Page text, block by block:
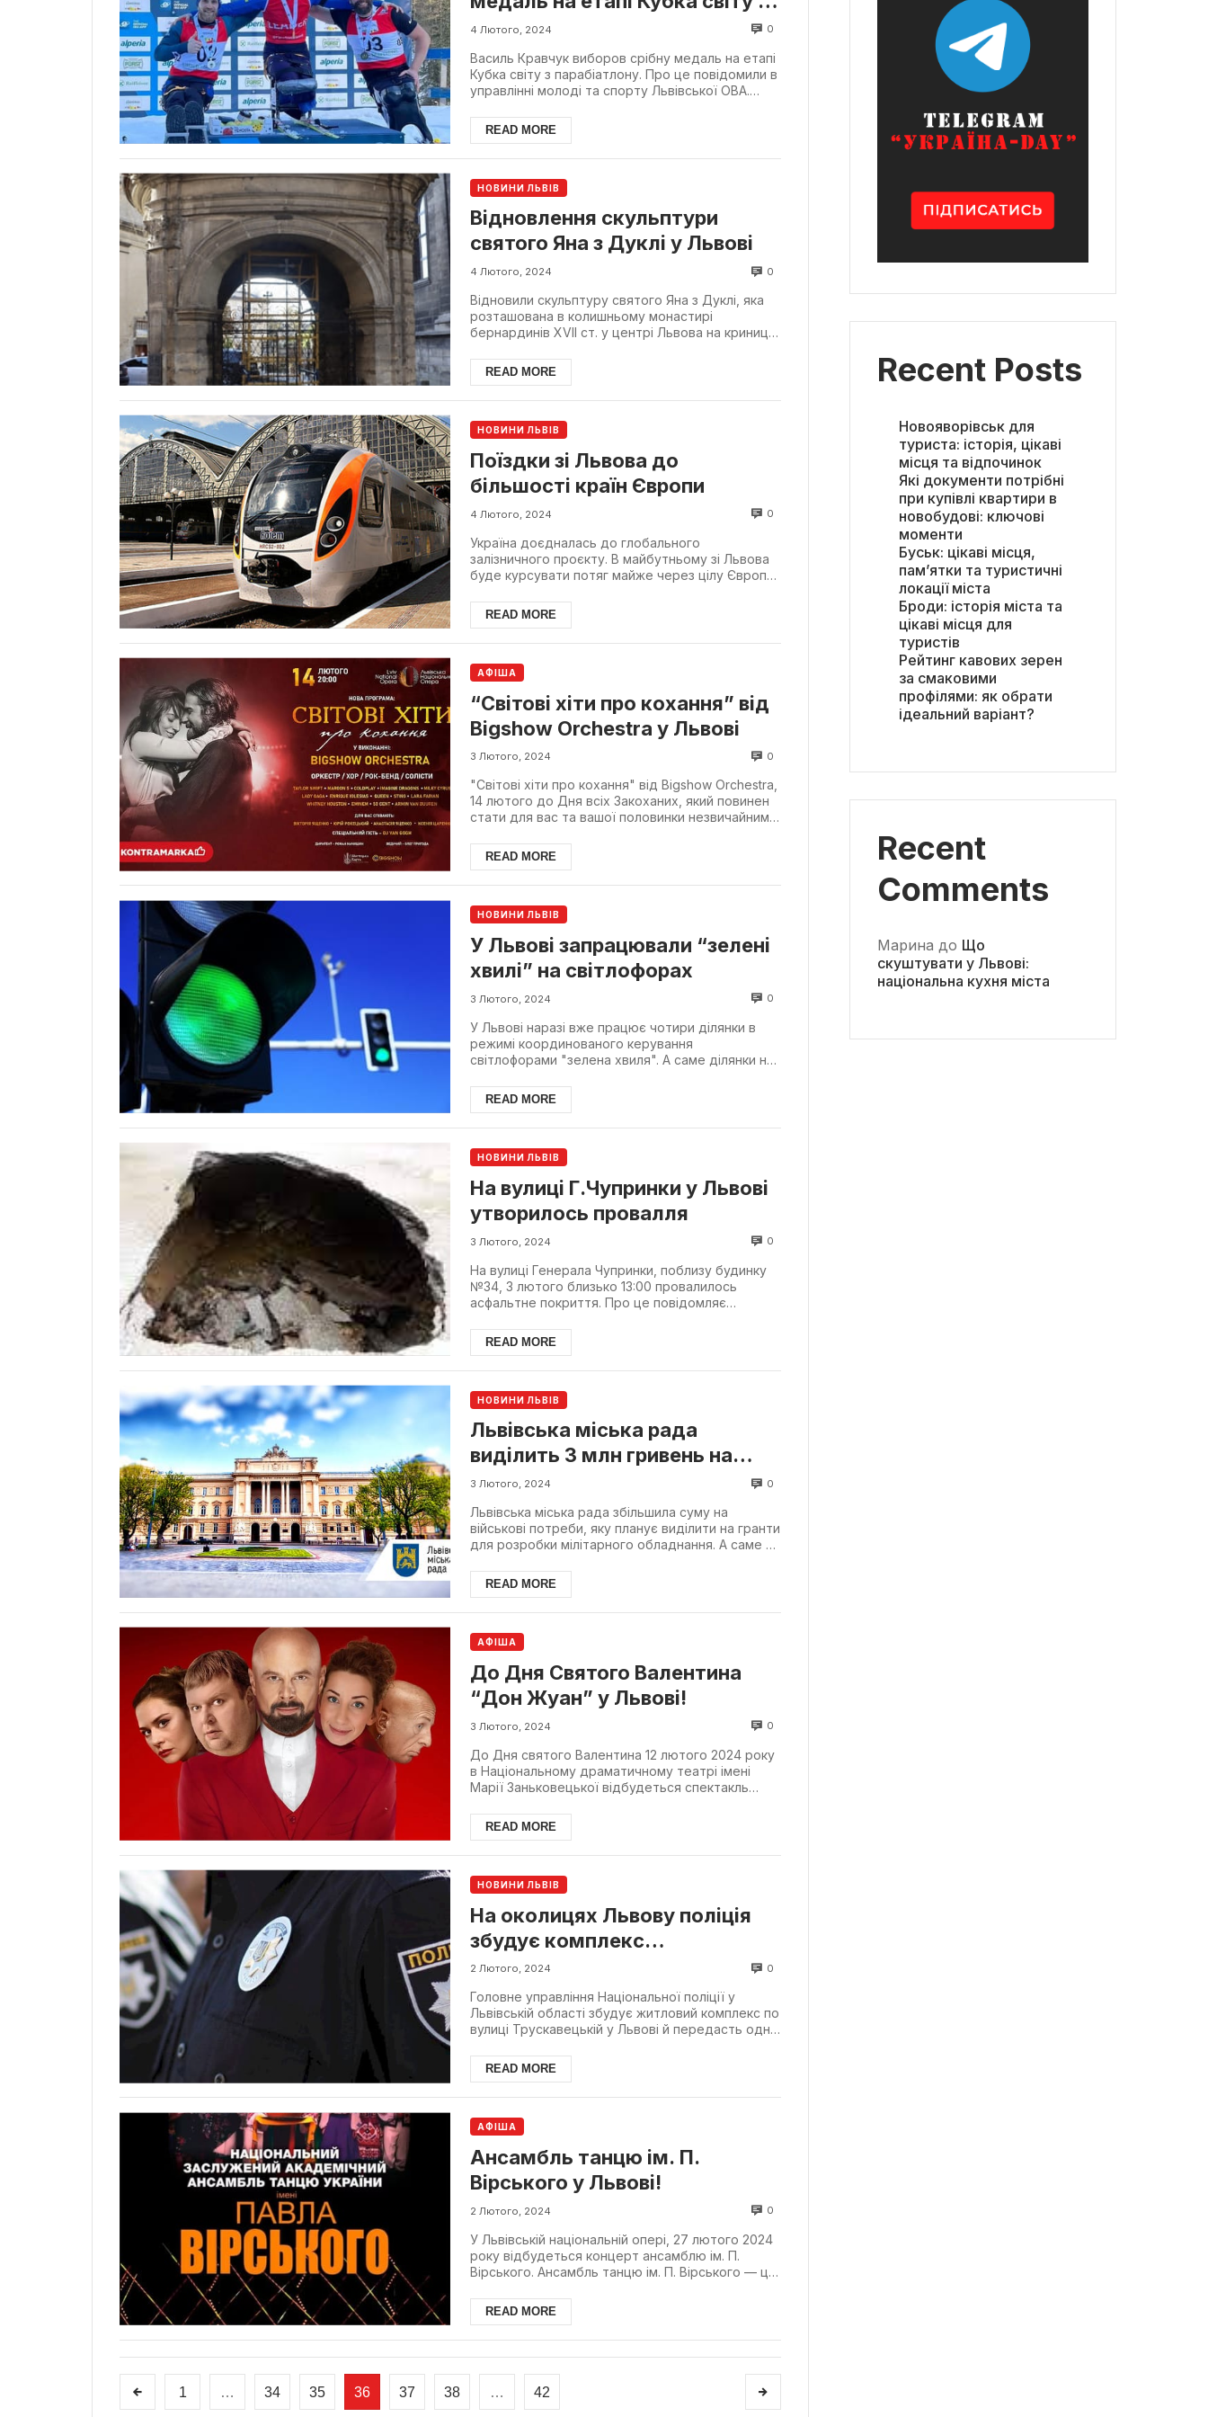
парабіотлону
4 Лютого, 2024 0
Василь Кравчук виборов срібну медаль на етапі
Кубка світу з парабіатлону. Про це повідомили в
управлінні молоді та спорту Львівської ОВА.
READ MORE
НОВИНИ ЛЬВІВ
Відновлення скульптури
святого Яна з Дуклі у Львові
4 Лютого, 2024 0
Відновили скульптуру святого Яна з Дуклі, яка
розташована в колишньому монастирі
бернардинів XVII ст. у центрі Львова на криниці.
READ MORE
НОВИНИ ЛЬВІВ
Поїздки зі Львова до
більшості країн Європи
4 Лютого, 2024 0
Україна доєдналась до глобального
залізничного проєкту. В майбутньому зі Львова
буде курсувати потяг майже через цілу Європу.
READ MORE
АФІША
“Світові хіти про кохання” від
Bigshow Orchestra у Львові
3 Лютого, 2024 0
"Світові хіти про кохання" від Bigshow Orchestra,
14 лютого до Дня всіх Закоханих, який повинен
стати для вас та вашої половинки незвичайним.
READ MORE
НОВИНИ ЛЬВІВ
У Львові запрацювали “зелені
хвилі” на світлофорах
3 Лютого, 2024 0
У Львові наразі вже працює чотири ділянки в
режимі координованого керування
світлофорами "зелена хвиля". А саме ділянки на
READ MORE
НОВИНИ ЛЬВІВ
На вулиці Г.Чупринки у Львові
утворилось провалля
3 Лютого, 2024 0
На вулиці Генерала Чупринки, поблизу будинку
№34, 3 лютого близько 13:00 провалилось
асфальтне покриття. Про це повідомляє
READ MORE
НОВИНИ ЛЬВІВ
Львівська міська рада
виділить 3 млн гривень на
військове обладнання
3 Лютого, 2024 0
Львівська міська рада збільшила суму на
військові потреби, яку планує виділити на гранти
для розробки мілітарного обладнання. А саме в
READ MORE
АФІША
До Дня Святого Валентина
“Дон Жуан” у Львові!
3 Лютого, 2024 0
До Дня святого Валентина 12 лютого 2024 року
в Національному драматичному театрі імені
Марії Заньковецької відбудеться спектакль
READ MORE
НОВИНИ ЛЬВІВ
На околицях Львову поліція
збудує комплекс
багатоповерхівок і школу
2 Лютого, 2024 0
Головне управління Національної поліції у
Львівській області збудує житловий комплекс по
вулиці Трускавецькій у Львові й передасть одне
READ MORE
АФІША
Ансамбль танцю ім. П.
Вірського у Львові!
2 Лютого, 2024 0
У Львівській національній опері, 27 лютого 2024
року відбудеться концерт ансамблю ім. П.
Вірського. Ансамбль танцю ім. П. Вірського — це
READ MORE
1 … 34 35 36 37 38 … 42
Recent Posts
Новояворівськ для
туриста: історія, цікаві
місця та відпочинок
Які документи потрібні
при купівлі квартири в
новобудові: ключові
моменти
Буськ: цікаві місця,
пам’ятки та туристичні
локації міста
Броди: історія міста та
цікаві місця для
туристів
Рейтинг кавових зерен
за смаковими
профілями: як обрати
ідеальний варіант?
Recent
Comments
Марина до Що
скуштувати у Львові:
національна кухня міста